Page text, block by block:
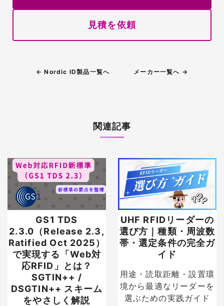
見積を依頼
← Nordic ID製品一覧へ メーカー一覧へ →
関連記事
GS1 TDS
2.3.0（Release 2.3,
Ratified Oct 2025）
で実現する「Web対
応RFID」とは？
SGTIN++ /
DSGTIN++ スキーム
をやさしく解説
UHF RFIDリーダーの
選び方｜種類・周波数
帯・選定条件の完全ガ
イド
用途・読取距離・設置環
境から最適なリーダーを
選ぶための実践ガイド